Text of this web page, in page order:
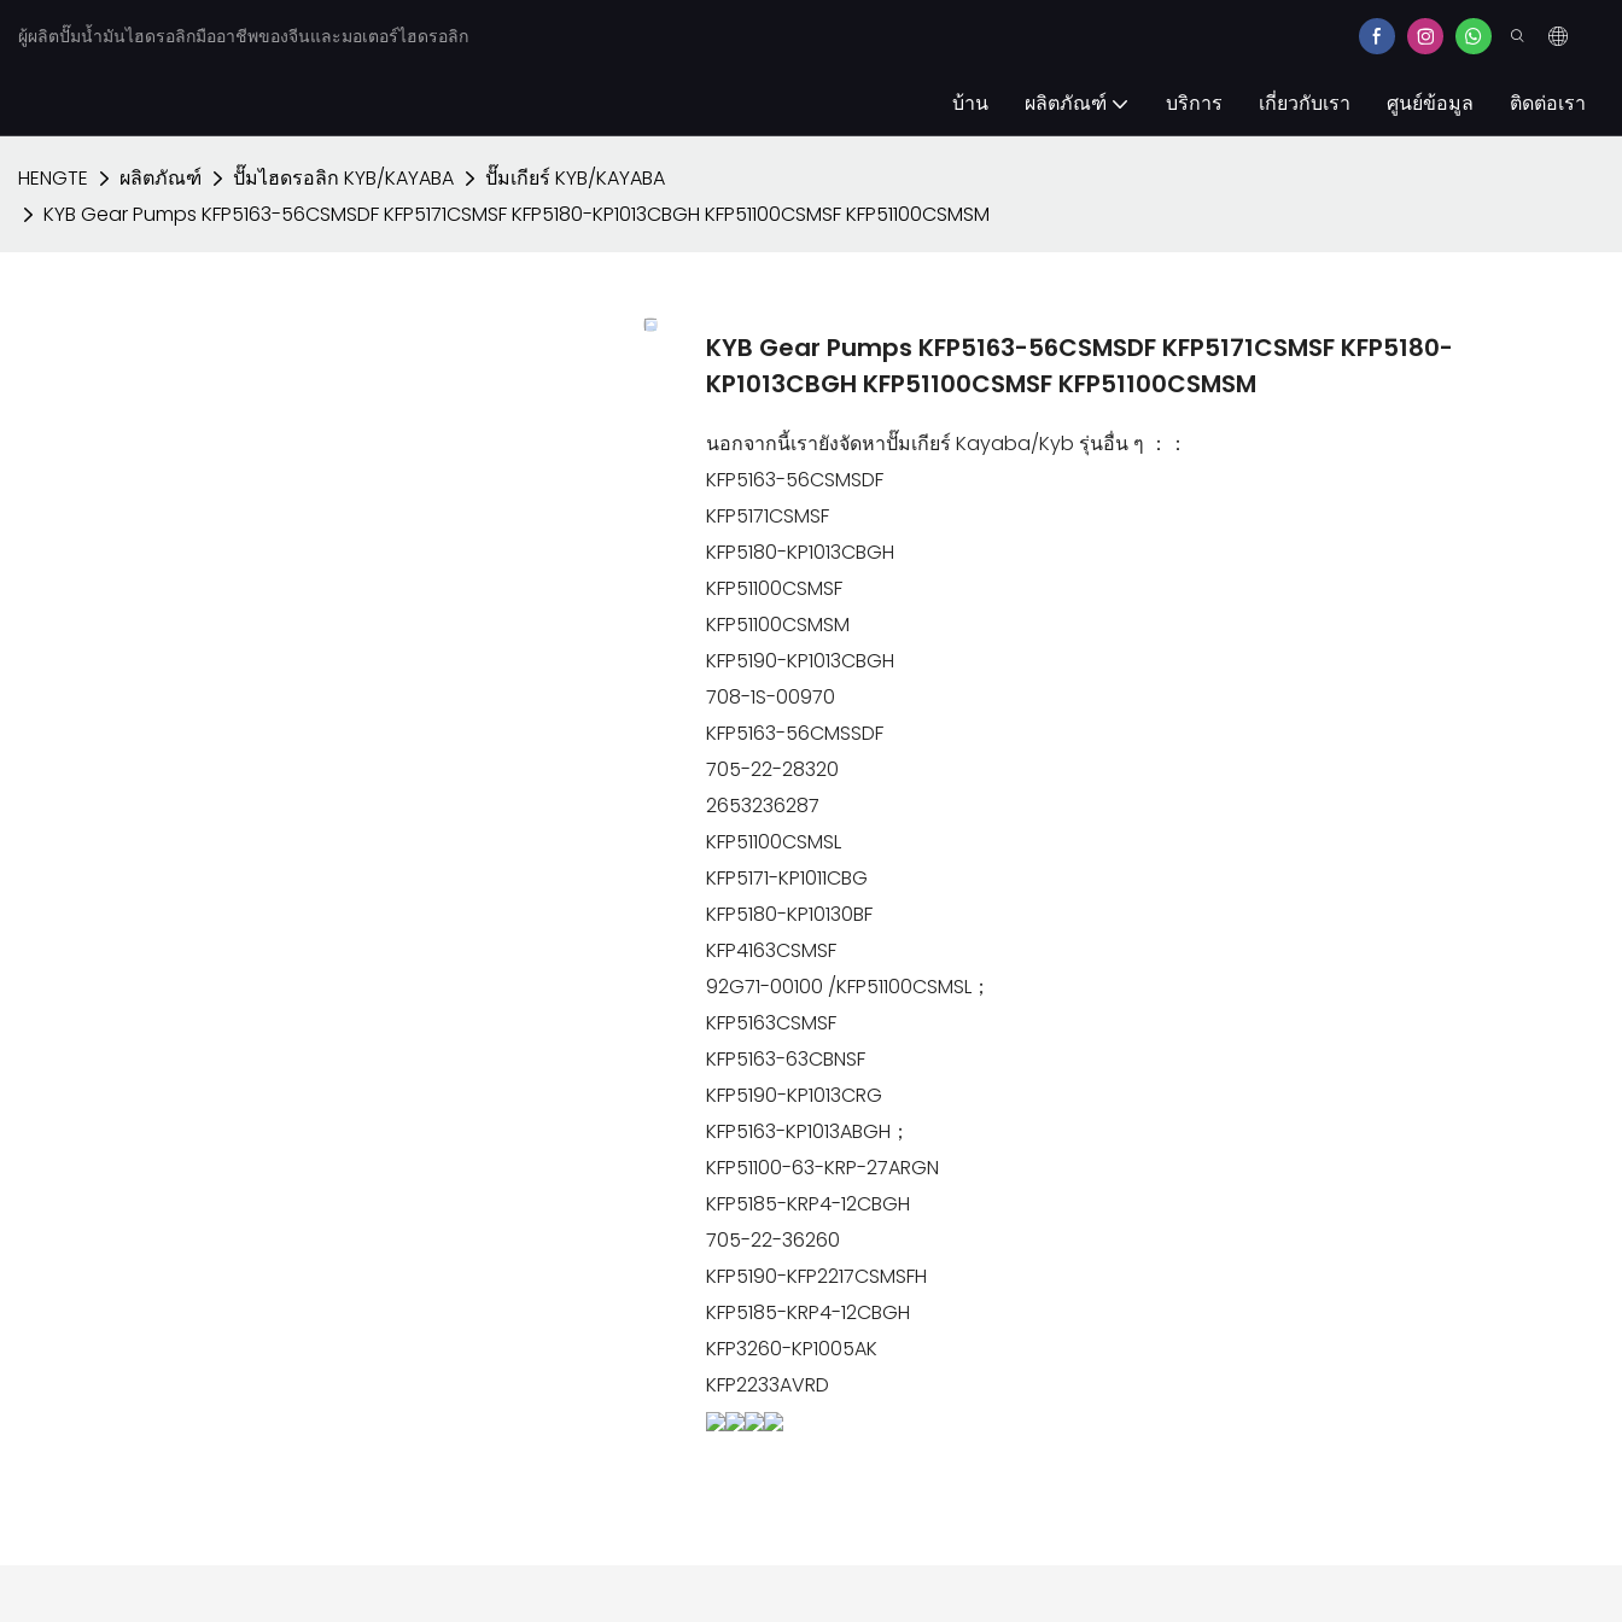
ผู้ผลิตปั๊มน้ำมันไฮดรอลิกมืออาชีพของจีนและมอเตอร์ไฮดรอลิก
บ้าน ผลิตภัณฑ์ บริการ เกี่ยวกับเรา ศูนย์ข้อมูล ติดต่อเรา
HENGTE ผลิตภัณฑ์ ปั๊มไฮดรอลิก KYB/KAYABA
ปั๊มเกียร์ KYB/KAYABA
KYB Gear Pumps KFP5163-56CSMSDF KFP5171CSMSF KFP5180-KP1013CBGH KFP51100CSMSF KFP51100CSMSM
KYB Gear Pumps KFP5163-56CSMSDF KFP5171CSMSF KFP5180-
KP1013CBGH KFP51100CSMSF KFP51100CSMSM
นอกจากนี้เรายังจัดหาปั๊มเกียร์ Kayaba/Kyb รุ่นอื่น ๆ ：：
KFP5163-56CSMSDF
KFP5171CSMSF
KFP5180-KP1013CBGH
KFP51100CSMSF
KFP51100CSMSM
KFP5190-KP1013CBGH
708-1S-00970
KFP5163-56CMSSDF
705-22-28320
2653236287
KFP51100CSMSL
KFP5171-KP1011CBG
KFP5180-KP10130BF
KFP4163CSMSF
92G71-00100 /KFP51100CSMSL；
KFP5163CSMSF
KFP5163-63CBNSF
KFP5190-KP1013CRG
KFP5163-KP1013ABGH；
KFP51100-63-KRP-27ARGN
KFP5185-KRP4-12CBGH
705-22-36260
KFP5190-KFP2217CSMSFH
KFP5185-KRP4-12CBGH
KFP3260-KP1005AK
KFP2233AVRD